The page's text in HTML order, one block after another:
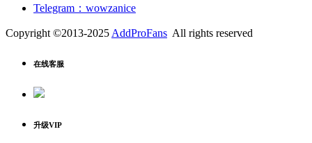
Telegram：wowzanice
Copyright ©2013-2025 AddProFans All rights reserved
在线客服
升级VIP